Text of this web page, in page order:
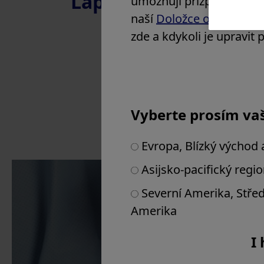
Slovinsko
Velká Británie a Irsko
Products &
naší Doložce ochrany
zde a kdykoli je upravit
Vyberte prosím
Evropa, Blízký východ
Asijsko-pacifický
Severní Amerika,
Amerika
I